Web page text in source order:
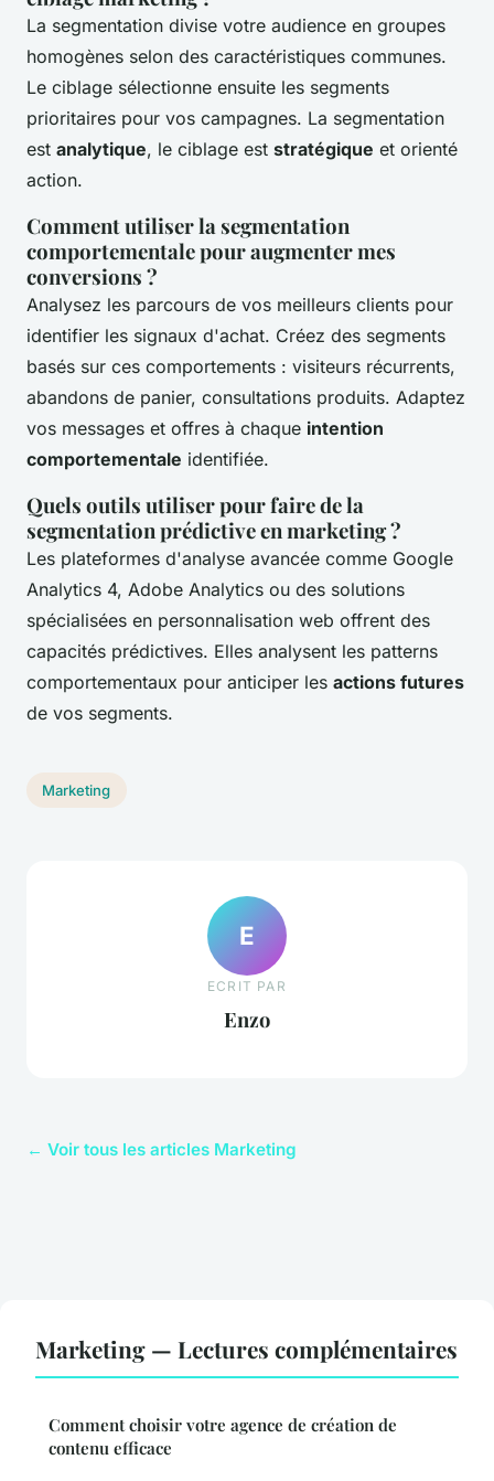
La segmentation divise votre audience en groupes
homogènes selon des caractéristiques communes.
Le ciblage sélectionne ensuite les segments
prioritaires pour vos campagnes. La segmentation
est analytique, le ciblage est stratégique et orienté
action.
Comment utiliser la segmentation
comportementale pour augmenter mes
conversions ?
Analysez les parcours de vos meilleurs clients pour
identifier les signaux d'achat. Créez des segments
basés sur ces comportements : visiteurs récurrents,
abandons de panier, consultations produits. Adaptez
vos messages et offres à chaque intention
comportementale identifiée.
Quels outils utiliser pour faire de la
segmentation prédictive en marketing ?
Les plateformes d'analyse avancée comme Google
Analytics 4, Adobe Analytics ou des solutions
spécialisées en personnalisation web offrent des
capacités prédictives. Elles analysent les patterns
comportementaux pour anticiper les actions futures
de vos segments.
Marketing
E
ECRIT PAR
Enzo
← Voir tous les articles Marketing
Marketing — Lectures complémentaires
Comment choisir votre agence de création de
contenu efficace